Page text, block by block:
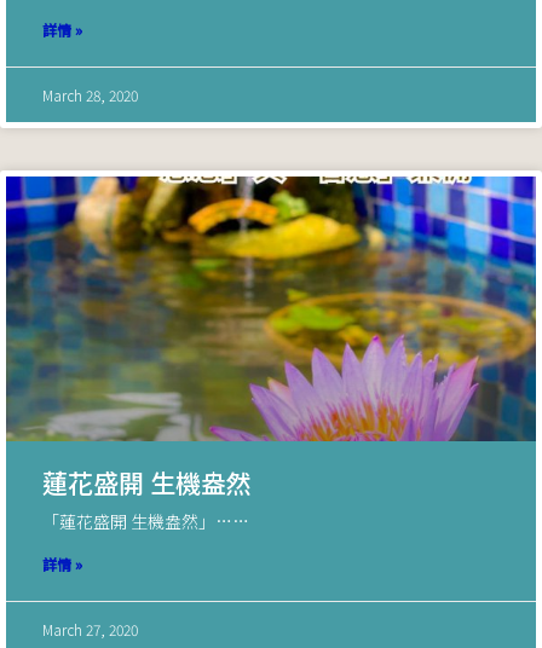
詳情 »
March 28, 2020
蓮花盛開 生機盎然
「蓮花盛開 生機盎然」……
詳情 »
March 27, 2020